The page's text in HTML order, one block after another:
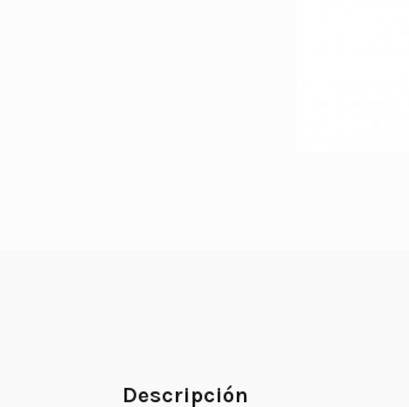
Descripción